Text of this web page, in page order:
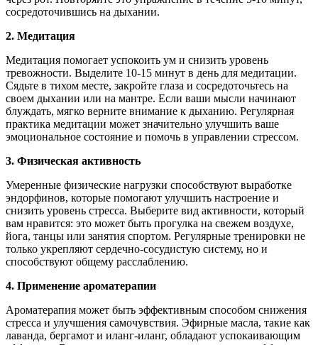
сосредоточившись на дыхании.
2. Медитация
Медитация помогает успокоить ум и снизить уровень
тревожности. Выделите 10-15 минут в день для медитации.
Сядьте в тихом месте, закройте глаза и сосредоточьтесь на
своем дыхании или на мантре. Если ваши мысли начинают
блуждать, мягко верните внимание к дыханию. Регулярная
практика медитации может значительно улучшить ваше
эмоциональное состояние и помочь в управлении стрессом.
3. Физическая активность
Умеренные физические нагрузки способствуют выработке
эндорфинов, которые помогают улучшить настроение и
снизить уровень стресса. Выберите вид активности, который
вам нравится: это может быть прогулка на свежем воздухе,
йога, танцы или занятия спортом. Регулярные тренировки не
только укрепляют сердечно-сосудистую систему, но и
способствуют общему расслаблению.
4. Применение ароматерапии
Ароматерапия может быть эффективным способом снижения
стресса и улучшения самочувствия. Эфирные масла, такие как
лаванда, бергамот и иланг-иланг, обладают успокаивающим